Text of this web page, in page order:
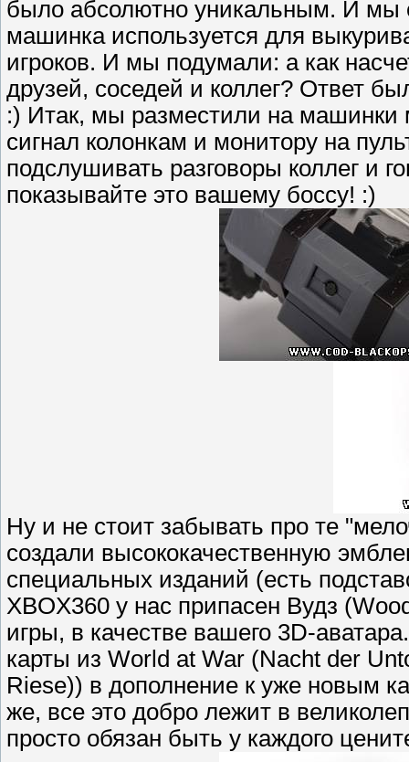
было абсолютно уникальным. И мы
машинка используется для
игроков. И мы подумали: а как
друзей, соседей и коллег? Ответ
:) Итак, мы разместили на машинки
сигнал колонкам и монитору на
подслушивать разговоры коллег и
показывайте это вашему боссу! :)
Ну и не стоит забывать про те
создали высококачественную
специальных изданий (есть
XBOX360 у нас припасен Вудз
игры, в качестве вашего 3D-
карты из World at War (Nacht der
Riese)) в дополнение к уже новым
же, все это добро лежит в
просто обязан быть у каждого